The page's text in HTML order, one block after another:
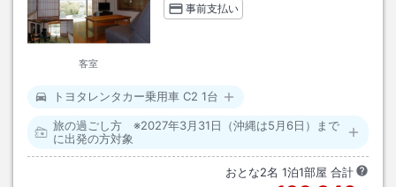
客室
事前支払い
トヨタレンタカー乗用車 C2 1台
旅の過ごし方 ※2027年3月31日（沖縄は5月6日）まで
に出発の方対象
おとな2名 1泊1部屋 合計